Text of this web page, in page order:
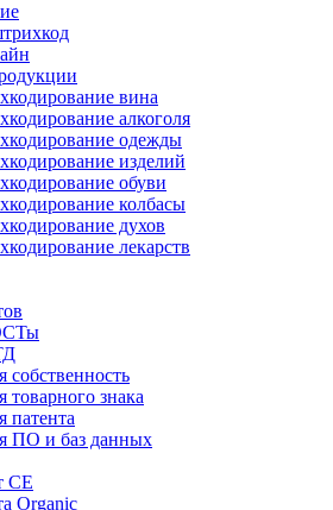
вина
алкоголя
одежды
изделий
обуви
колбасы
духов
лекарств
собственность
товарного знака
патента
ПО и баз данных
СЕ
Organic